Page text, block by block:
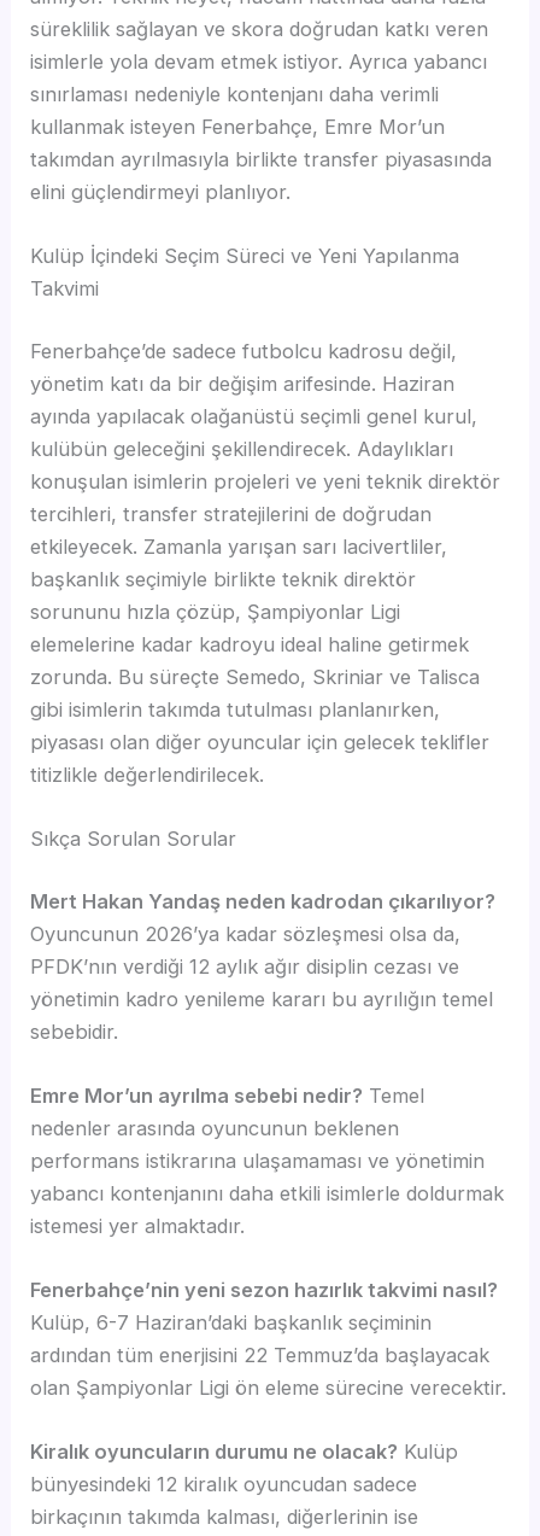
süreklilik sağlayan ve skora doğrudan katkı veren
isimlerle yola devam etmek istiyor. Ayrıca yabancı
sınırlaması nedeniyle kontenjanı daha verimli
kullanmak isteyen Fenerbahçe, Emre Mor’un
takımdan ayrılmasıyla birlikte transfer piyasasında
elini güçlendirmeyi planlıyor.
Kulüp İçindeki Seçim Süreci ve Yeni Yapılanma
Takvimi
Fenerbahçe’de sadece futbolcu kadrosu değil,
yönetim katı da bir değişim arifesinde. Haziran
ayında yapılacak olağanüstü seçimli genel kurul,
kulübün geleceğini şekillendirecek. Adaylıkları
konuşulan isimlerin projeleri ve yeni teknik direktör
tercihleri, transfer stratejilerini de doğrudan
etkileyecek. Zamanla yarışan sarı lacivertliler,
başkanlık seçimiyle birlikte teknik direktör
sorununu hızla çözüp, Şampiyonlar Ligi
elemelerine kadar kadroyu ideal haline getirmek
zorunda. Bu süreçte Semedo, Skriniar ve Talisca
gibi isimlerin takımda tutulması planlanırken,
piyasası olan diğer oyuncular için gelecek teklifler
titizlikle değerlendirilecek.
Sıkça Sorulan Sorular
Mert Hakan Yandaş neden kadrodan çıkarılıyor?
Oyuncunun 2026’ya kadar sözleşmesi olsa da,
PFDK’nın verdiği 12 aylık ağır disiplin cezası ve
yönetimin kadro yenileme kararı bu ayrılığın temel
sebebidir.
Emre Mor’un ayrılma sebebi nedir? Temel
nedenler arasında oyuncunun beklenen
performans istikrarına ulaşamaması ve yönetimin
yabancı kontenjanını daha etkili isimlerle doldurmak
istemesi yer almaktadır.
Fenerbahçe’nin yeni sezon hazırlık takvimi nasıl?
Kulüp, 6-7 Haziran’daki başkanlık seçiminin
ardından tüm enerjisini 22 Temmuz’da başlayacak
olan Şampiyonlar Ligi ön eleme sürecine verecektir.
Kiralık oyuncuların durumu ne olacak? Kulüp
bünyesindeki 12 kiralık oyuncudan sadece
birkaçının takımda kalması, diğerlerinin ise